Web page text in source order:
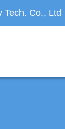
Tech. Co., Ltd